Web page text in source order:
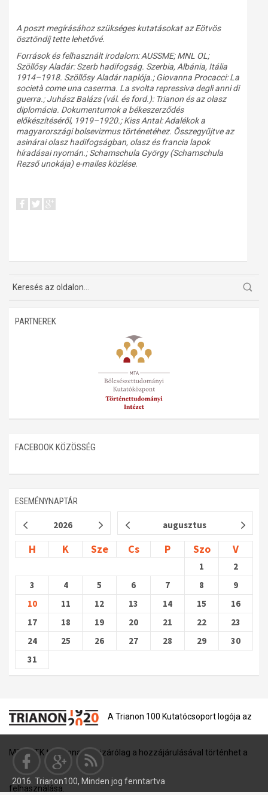
A poszt megírásához szükséges kutatásokat az Eötvös
ösztöndíj tette lehetővé.
Források és felhasznált irodalom: AUSSME; MNL OL;
Szöllősy Aladár: Szerb hadifogság. Szerbia, Albánia, Itália
1914–1918. Szöllősy Aladár naplója.; Giovanna Procacci: La
società come una caserma. La svolta repressiva degli anni di
guerra.; Juhász Balázs (vál. és ford.): Trianon és az olasz
diplomácia. Dokumentumok a békeszerződés
előkészítéséről, 1919–1920.; Kiss Antal: Adalékok a
magyarországi bolsevizmus történetéhez. Összegyűjtve az
asinárai olasz hadifogságban, olasz és francia lapok
híradásai nyomán.; Schamschula György (Schamschula
Rezső unokája) e-mailes közlése.
PARTNEREK
FACEBOOK KÖZÖSSÉG
ESEMÉNYNAPTÁR
2026 augusztus
H K Sze Cs P Szo V
1
2
3
4 5 6 7 8
9
10
11 12 13 14 15
16
17
18 19 20 21 22
23
24
25 26 27 28 29
30
31
A Trianon 100 Kutatócsoport logója az
MTA BTK tulajdona, és kizárólag a hozzájárulásával történhet a
felhasználása.
2016. Trianon100, Minden jog fenntartva